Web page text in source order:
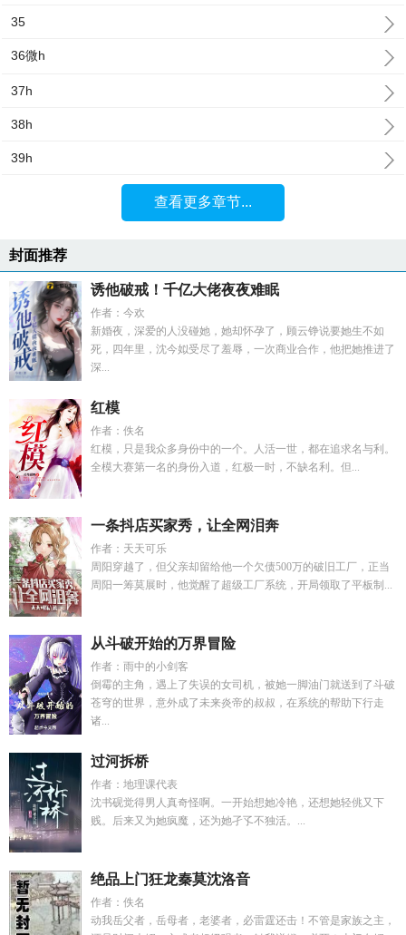
35
36微h
37h
38h
39h
查看更多章节...
封面推荐
诱他破戒！千亿大佬夜夜难眠
作者：今欢
新婚夜，深爱的人没碰她，她却怀孕了，顾云铮说要她生不如
死，四年里，沈今姒受尽了羞辱，一次商业合作，他把她推进了
深...
红模
作者：佚名
红模，只是我众多身份中的一个。人活一世，都在追求名与利。
全模大赛第一名的身份入道，红极一时，不缺名利。但...
一条抖店买家秀，让全网泪奔
作者：天天可乐
周阳穿越了，但父亲却留给他一个欠债500万的破旧工厂，正当
周阳一筹莫展时，他觉醒了超级工厂系统，开局领取了平板制...
从斗破开始的万界冒险
作者：雨中的小剑客
倒霉的主角，遇上了失误的女司机，被她一脚油门就送到了斗破
苍穹的世界，意外成了未来炎帝的叔叔，在系统的帮助下行走
诸...
过河拆桥
作者：地理课代表
沈书砚觉得男人真奇怪啊。一开始想她冷艳，还想她轻佻又下
贱。后来又为她疯魔，还为她孑孓不独活。...
绝品上门狂龙秦莫沈洛音
作者：佚名
动我岳父者，岳母者，老婆者，必雷霆还击！不管是家族之主，